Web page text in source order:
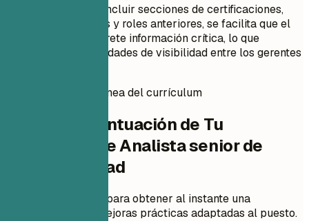
el currículum para incluir secciones de certificaciones,
habilidades técnicas y roles anteriores, se facilita que el
software ATS interprete información crítica, lo que
aumenta las posibilidades de visibilidad entre los gerentes
Puntuación instantánea del currículum
Verifica la Puntuación de Tu
Currículum de Analista senior de
ciberseguridad
Sube tu currículum para obtener al instante una
puntuación ATS y mejoras prácticas adaptadas al puesto.